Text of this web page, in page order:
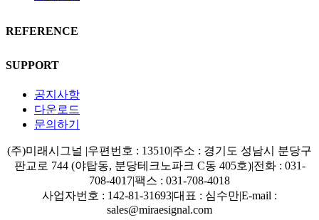
REFERENCE
SUPPORT
공지사항
다운로드
문의하기
(주)미래시그널 |우편번호 : 13510|주소 : 경기도 성남시 분당구
판교로 744 (야탑동, 분당테크노파크 C동 405호)|전화 : 031-
708-4017|팩스 : 031-708-4018
사업자번호 : 142-81-31693|대표 : 심수만|E-mail :
sales@miraesignal.com